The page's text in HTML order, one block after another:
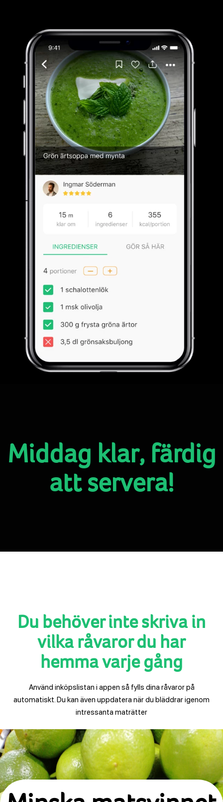
Middag klar, färdig
att servera!
Du behöver inte skriva in
vilka råvaror du har
hemma varje gång
Använd inköpslistan i appen så fylls dina råvaror på
automatiskt. Du kan även uppdatera när du bläddrar igenom
intressanta maträtter